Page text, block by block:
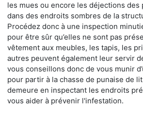
les mues ou encore les déjections des
dans des endroits sombres de la
Procédez donc à une inspection
pour être sûr qu’elles ne sont pas
vêtement aux meubles, les tapis, les
autres peuvent également leur servir
vous conseillons donc de vous munir
pour partir à la chasse de punaise de
demeure en inspectant les endroits
vous aider à prévenir l'infestation.